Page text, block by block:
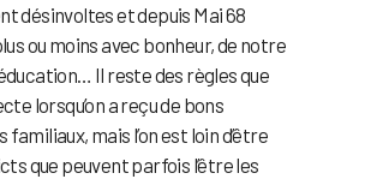
désinvoltes et depuis Mai 68
ou moins avec bonheur, de notre
Il reste des règles que
lorsqu’on a reçu de bons
familiaux, mais l’on est loin d’être
que peuvent parfois l’être les